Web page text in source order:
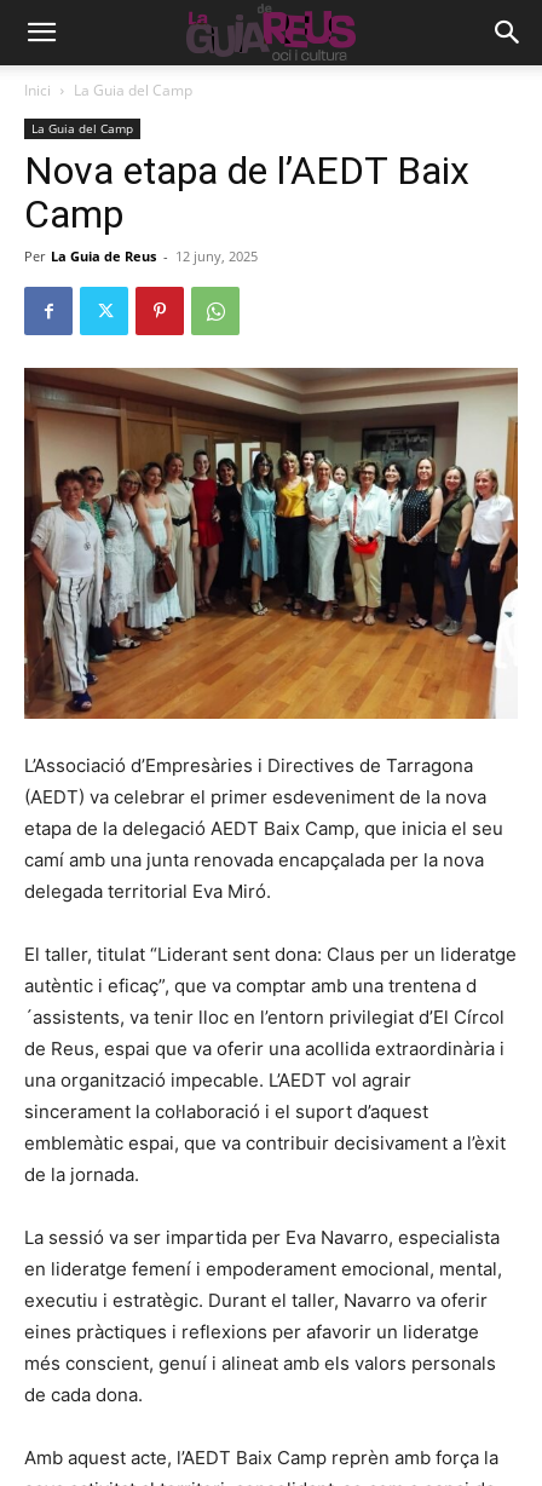
Inici La Guia del Camp
La Guia del Camp
Nova etapa de l’AEDT Baix
Camp
Per La Guia de Reus - 12 juny, 2025
L’Associació d’Empresàries i Directives de Tarragona
(AEDT) va celebrar el primer esdeveniment de la nova
etapa de la delegació AEDT Baix Camp, que inicia el seu
camí amb una junta renovada encapçalada per la nova
delegada territorial Eva Miró.
El taller, titulat “Liderant sent dona: Claus per un lideratge
autèntic i eficaç”, que va comptar amb una trentena d
´assistents, va tenir lloc en l’entorn privilegiat d’El Círcol
de Reus, espai que va oferir una acollida extraordinària i
una organització impecable. L’AEDT vol agrair
sincerament la col·laboració i el suport d’aquest
emblemàtic espai, que va contribuir decisivament a l’èxit
de la jornada.
La sessió va ser impartida per Eva Navarro, especialista
en lideratge femení i empoderament emocional, mental,
executiu i estratègic. Durant el taller, Navarro va oferir
eines pràctiques i reflexions per afavorir un lideratge
més conscient, genuí i alineat amb els valors personals
de cada dona.
Amb aquest acte, l’AEDT Baix Camp reprèn amb força la